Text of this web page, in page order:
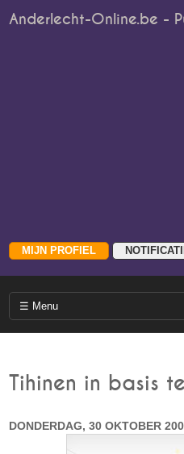
Anderlecht-Online.be -
Tihinen in basis
DONDERDAG, 30 OKTOBER